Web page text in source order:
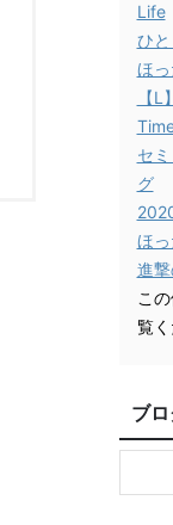
Life
ひ
ほ
【
セ
グ
ほ
進
こ
覧
ブ